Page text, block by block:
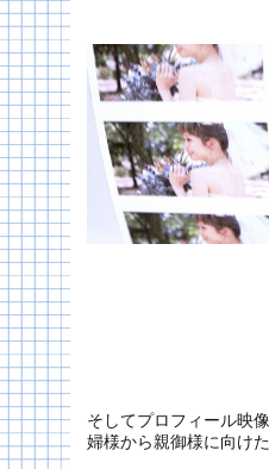
そしてプロフィール映
婦様から親御様に向け